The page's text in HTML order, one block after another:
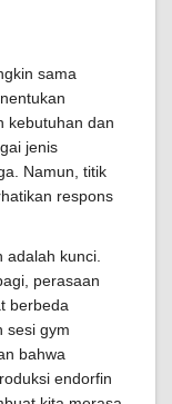
sama
kebutuhan dan
jenis
Namun, titik
respons
kunci.
perasaan
berbeda
sesi gym
bahwa
endorfin